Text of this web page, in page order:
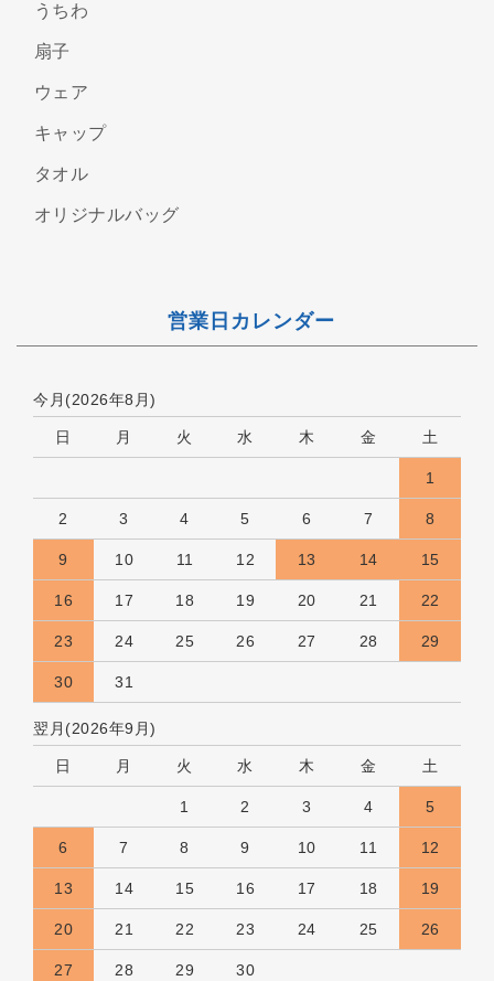
うちわ
扇子
ウェア
キャップ
タオル
オリジナルバッグ
営業日カレンダー
今月(2026年8月)
日 月 火 水 木 金 土
1
2 3 4 5 6 7 8
9 10 11 12 13 14 15
16 17 18 19 20 21 22
23 24 25 26 27 28 29
30 31
翌月(2026年9月)
日 月 火 水 木 金 土
1 2 3 4 5
6 7 8 9 10 11 12
13 14 15 16 17 18 19
20 21 22 23 24 25 26
27 28 29 30